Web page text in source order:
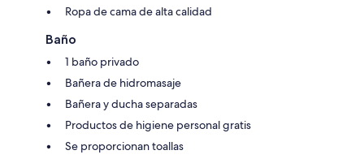
Ropa de cama de alta calidad
Baño
1 baño privado
Bañera de hidromasaje
Bañera y ducha separadas
Productos de higiene personal gratis
Se proporcionan toallas